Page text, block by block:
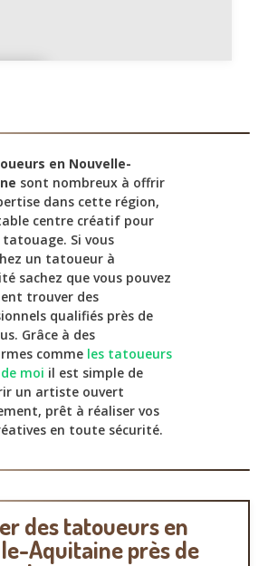
en Nouvelle-
sont nombreux à offrir
dans cette région,
centre créatif pour
tatouage. Si vous
un tatoueur à
sachez que vous pouvez
trouver des
qualifiés près de
Grâce à des
comme les tatoueurs
moi il est simple de
un artiste ouvert
prêt à réaliser vos
en toute sécurité.
des tatoueurs en
Aquitaine près de